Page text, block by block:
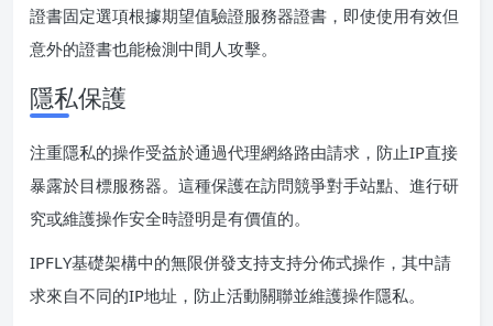
證書固定選項根據期望值驗證服務器證書，即使使用有效但
意外的證書也能檢測中間人攻擊。
隱私保護
注重隱私的操作受益於通過代理網絡路由請求，防止IP直接
暴露於目標服務器。這種保護在訪問競爭對手站點、進行研
究或維護操作安全時證明是有價值的。
IPFLY基礎架構中的無限併發支持支持分佈式操作，其中請
求來自不同的IP地址，防止活動關聯並維護操作隱私。